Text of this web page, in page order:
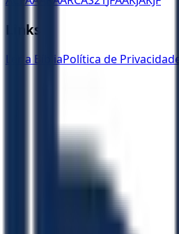
Links
Ler a BíbliaPolítica de Privacidade